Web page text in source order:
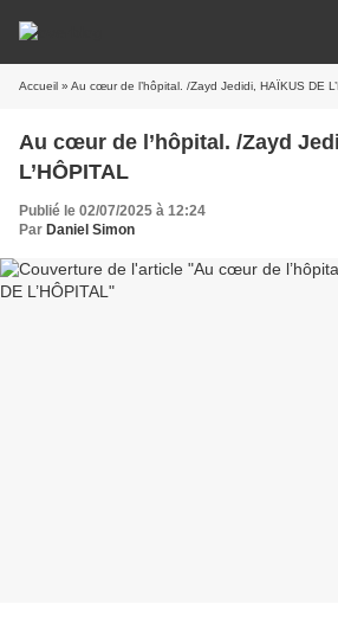
Accueil » Au cœur de l’hôpital. /Zayd Jedidi, HAÏKUS DE
Au cœur de l’hôpital. /Zayd
L’HÔPITAL
Publié le 02/07/2025 à 12:24
Par Daniel Simon